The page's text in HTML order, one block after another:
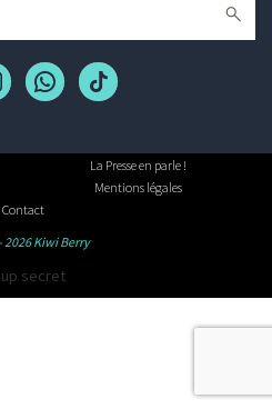
La Presse en parle !
Mentions légales
Contact
2026 Kiwi Berry
secret